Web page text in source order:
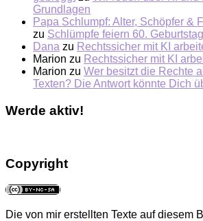
Grundlagen
Papa Schlumpf: Alter, Schöpfer &
zu Schlümpfe feiern 60. Geburtstag
Dana zu Rechtssicher mit KI
Marion zu Rechtssicher mit KI
Marion zu Wer besitzt die Rechte
Texten? Die Antwort könnte Dich
Werde aktiv!
Copyright
Die von mir erstellten Texte auf diesem